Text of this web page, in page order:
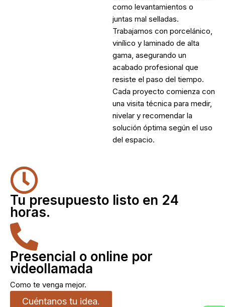
como levantamientos o
juntas mal selladas.
Trabajamos con porcelánico,
vinílico y laminado de alta
gama, asegurando un
acabado profesional que
resiste el paso del tiempo.
Cada proyecto comienza con
una visita técnica para medir,
nivelar y recomendar la
solución óptima según el uso
del espacio.
Tu presupuesto listo en 24
horas.
Presencial o online por
videollamada
Como te venga mejor.
Cuéntanos tu idea.